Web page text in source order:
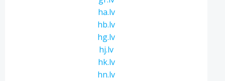
ha.lv
hb.lv
hg.lv
hj.lv
hk.lv
hn.lv